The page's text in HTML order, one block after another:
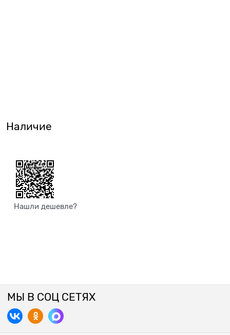
Наличие
Нашли дешевле?
МЫ В СОЦ СЕТЯХ